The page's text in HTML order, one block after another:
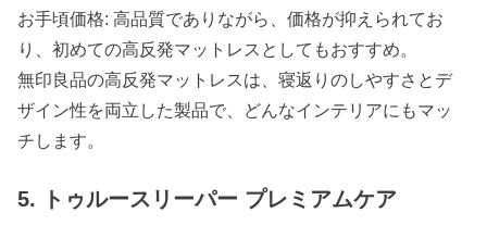
お手頃価格: 高品質でありながら、価格が抑えられてお
り、初めての高反発マットレスとしてもおすすめ。
無印良品の高反発マットレスは、寝返りのしやすさとデ
ザイン性を両立した製品で、どんなインテリアにもマッ
チします。
5. トゥルースリーパー プレミアムケア